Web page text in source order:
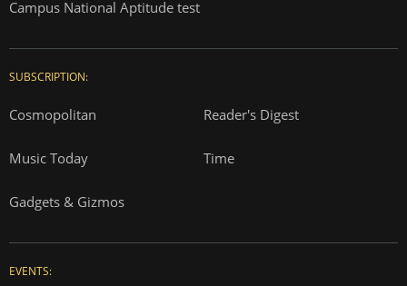
Campus National Aptitude test
SUBSCRIPTION:
Cosmopolitan Reader's Digest
Music Today Time
Gadgets & Gizmos
EVENTS: